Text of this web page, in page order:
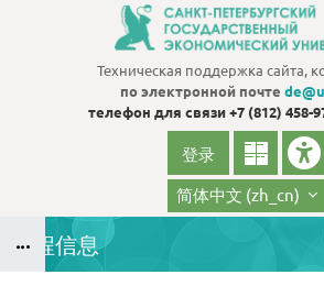
Техническая поддержка сайта,
по электронной почте
телефон для связи+7 (812) 458-
登录
简体中文 ‎(zh_cn)‎
课程信息